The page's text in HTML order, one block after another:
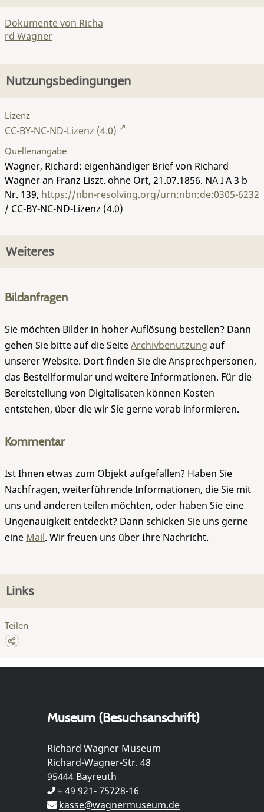
Dokumente von Richa
rd Wagner
Nutzungsbedingungen
Lizenz
CC-BY-NC-ND-Lizenz (4.0)
Quellenangabe
Wagner, Richard: eigenhändiger Brief von Richard
Wagner an Franz Liszt. ohne Ort, 21.07.1856. NA I A 3 b
Nr. 139, https://nbn-resolving.org/urn:nbn:de:0305-6232
/ CC-BY-NC-ND-Lizenz (4.0)
Weiteres
Bildanfragen
Sie möchten Bilder in hoher Auflösung bestellen? Dann
gehen Sie bitte auf die SeiteArchivbenutzung auf
unserer Website. Dort finden Sie die Ansprechpersonen,
das Bestellformular und weitere Informationen. Für die
Bereitstellung von Digitalisaten können Kosten
entstehen, über die wir Sie gerne vorab informieren.
Kommentar
Ist Ihnen etwas zum Objekt aufgefallen? Haben Sie
Nachfragen, weiterführende Informationen, die Sie mit
uns und anderen teilen möchten, oder haben Sie eine
Ungenauigkeit entdeckt? Dann schicken Sie uns gerne
eine Mail. Wir freuen uns über Ihre Nachricht.
Links
Teilen
Museum (Besuchsanschrift)
Richard Wagner Museum
Richard-Wagner-Str. 48
95444 Bayreuth
+ 49 921- 75728-16
kasse@wagnermuseum.de